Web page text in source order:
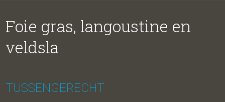
Foie gras, langoustine en
veldsla
TUSSENGERECHT